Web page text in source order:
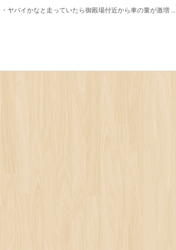
ヤバイかなと走っていたら御殿場付近から車の量が激増 ...